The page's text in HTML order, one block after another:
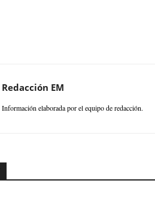
Redacción EM
Información elaborada por el equipo de redacción.